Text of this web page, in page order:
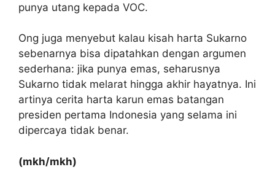
punya utang kepada VOC.
Ong juga menyebut kalau kisah harta Sukarno
sebenarnya bisa dipatahkan dengan argumen
sederhana: jika punya emas, seharusnya
Sukarno tidak melarat hingga akhir hayatnya. Ini
artinya cerita harta karun emas batangan
presiden pertama Indonesia yang selama ini
dipercaya tidak benar.
(mkh/mkh)